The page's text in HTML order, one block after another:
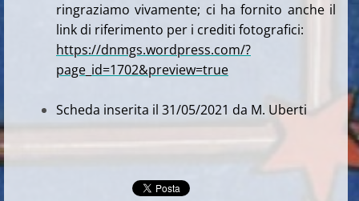
ringraziamo vivamente; ci ha fornito anche il
link di riferimento per i crediti fotografici:
https://dnmgs.wordpress.com/?
page_id=1702&preview=true
Scheda inserita il 31/05/2021 da M. Uberti